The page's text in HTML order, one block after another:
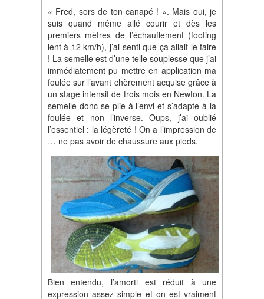
« Fred, sors de ton canapé ! ». Mais oui, je
suis quand même allé courir et dès les
premiers mètres de l’échauffement (footing
lent à 12 km/h), j’ai senti que ça allait le faire
! La semelle est d’une telle souplesse que j’ai
immédiatement pu mettre en application ma
foulée sur l’avant chèrement acquise grâce à
un stage intensif de trois mois en Newton. La
semelle donc se plie à l’envi et s’adapte à la
foulée et non l’inverse. Oups, j’ai oublié
l’essentiel : la légèreté ! On a l’impression de
… ne pas avoir de chaussure aux pieds.
Bien entendu, l’amorti est réduit à une
expression assez simple et on est vraiment